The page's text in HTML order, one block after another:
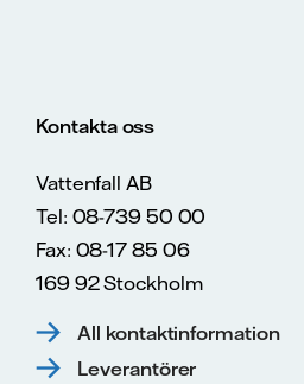
Kontakta oss
Vattenfall AB
Tel: 08-739 50 00
Fax: 08-17 85 06
169 92 Stockholm
All kontaktinformation
Leverantörer